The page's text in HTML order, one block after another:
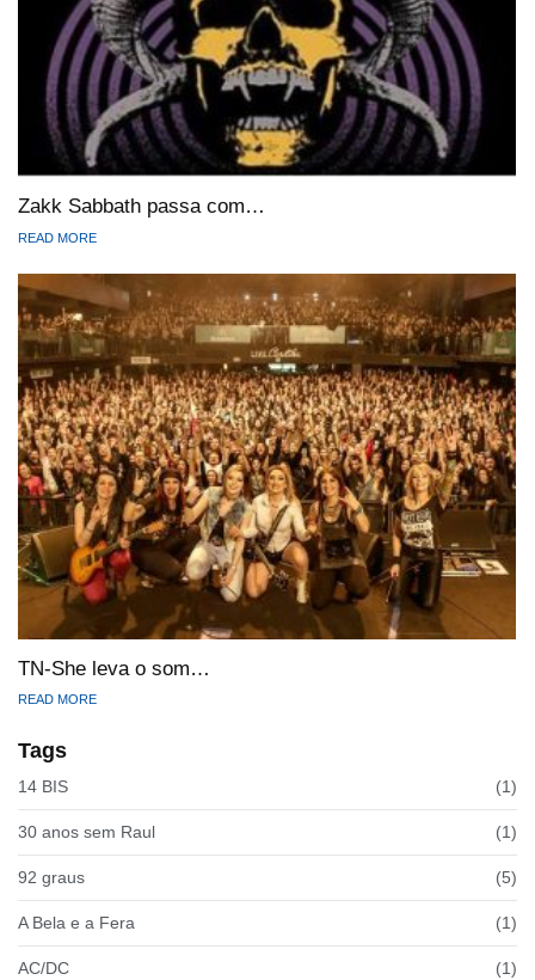
Zakk Sabbath passa com…
READ MORE
TN-She leva o som…
READ MORE
Tags
14 BIS (1)
30 anos sem Raul (1)
92 graus (5)
A Bela e a Fera (1)
AC/DC (1)